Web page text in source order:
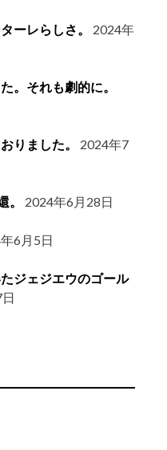
ーレらしさ。
2024年
。それも劇的に。
りました。
2024年7
。 2024年6月28日
6月5日
ジェジエウのゴール